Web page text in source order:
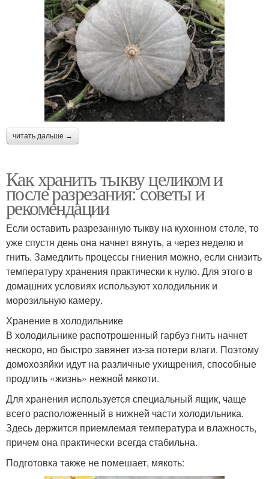
читать дальше →
Как хранить тыкву целиком и
после разрезания: советы и
рекомендации
Если оставить разрезанную тыкву на кухонном столе, то
уже спустя день она начнет вянуть, а через неделю и
гнить. Замедлить процессы гниения можно, если снизить
температуру хранения практически к нулю. Для этого в
домашних условиях используют холодильник и
морозильную камеру.
Хранение в холодильнике
В холодильнике распотрошенный гарбуз гнить начнет
нескоро, но быстро завянет из-за потери влаги. Поэтому
домохозяйки идут на различные ухищрения, способные
продлить «жизнь» нежной мякоти.
Для хранения используется специальный ящик, чаще
всего расположенный в нижней части холодильника.
Здесь держится приемлемая температура и влажность,
причем она практически всегда стабильна.
Подготовка также не помешает, мякоть: